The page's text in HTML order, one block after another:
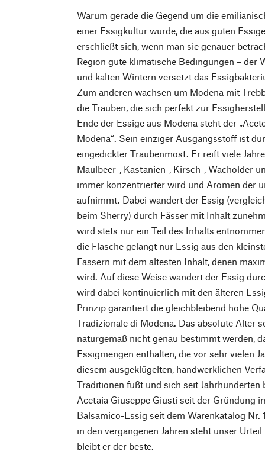
Warum gerade die Gegend um die
einer Essigkultur wurde, die aus guten
erschließt sich, wenn man sie genauer
Region gute klimatische Bedingungen – der
und kalten Wintern versetzt das
Zum anderen wachsen um Modena mit
die Trauben, die sich perfekt zur
Ende der Essige aus Modena steht der
Modena“. Sein einziger Ausgangsstoff ist
eingedickter Traubenmost. Er reift viele
Maulbeer-, Kastanien-, Kirsch-, Wacholder
immer konzentrierter wird und Aromen der
aufnimmt. Dabei wandert der Essig
beim Sherry) durch Fässer mit Inhalt
wird stets nur ein Teil des Inhalts
die Flasche gelangt nur Essig aus den
Fässern mit dem ältesten Inhalt, denen
wird. Auf diese Weise wandert der Essig
wird dabei kontinuierlich mit den älteren
Prinzip garantiert die gleichbleibend hohe
Tradizionale di Modena. Das absolute Alter
naturgemäß nicht genau bestimmt werden,
Essigmengen enthalten, die vor sehr vielen
diesem ausgeklügelten, handwerklichen
Traditionen fußt und sich seit Jahrhunderten
Acetaia Giuseppe Giusti seit der Gründung
Balsamico-Essig seit dem Warenkatalog Nr.
in den vergangenen Jahren steht unser
bleibt er der beste.